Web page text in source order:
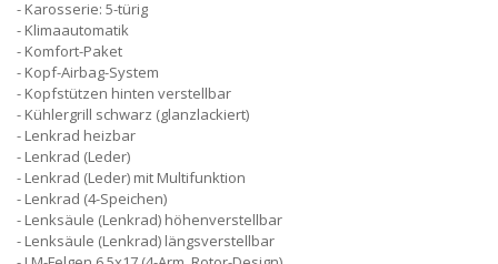
Karosserie: 5-türig
Klimaautomatik
Komfort-Paket
Kopf-Airbag-System
Kopfstützen hinten verstellbar
Kühlergrill schwarz (glanzlackiert)
Lenkrad heizbar
Lenkrad (Leder)
Lenkrad (Leder) mit Multifunktion
Lenkrad (4-Speichen)
Lenksäule (Lenkrad) höhenverstellbar
Lenksäule (Lenkrad) längsverstellbar